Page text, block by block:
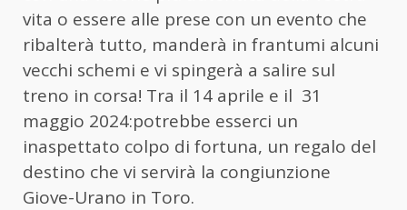
vita o essere alle prese con un evento che
ribalterà tutto, manderà in frantumi alcuni
vecchi schemi e vi spingerà a salire sul
treno in corsa! Tra il 14 aprile e il 31
maggio 2024:potrebbe esserci un
inaspettato colpo di fortuna, un regalo del
destino che vi servirà la congiunzione
Giove-Urano in Toro.